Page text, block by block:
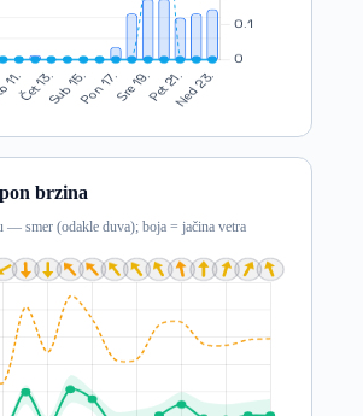
brzina
— smer (odakle duva); boja = jačina vetra